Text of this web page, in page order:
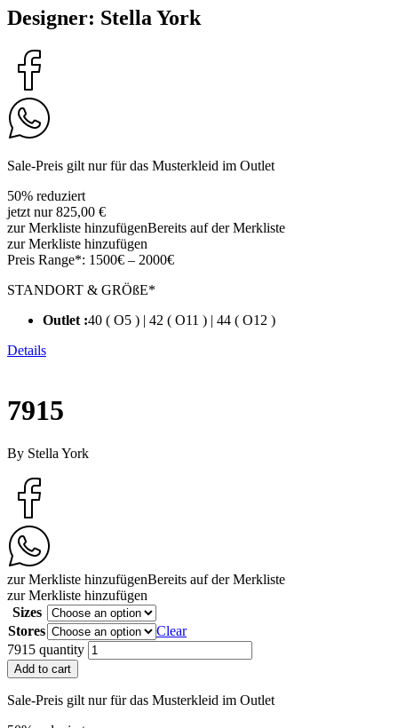
Designer: Stella York
Sale-Preis gilt nur für das Musterkleid im Outlet
50% reduziert
jetzt nur 825,00 €
zur Merkliste hinzufügenBereits auf der Merkliste
zur Merkliste hinzufügen
Preis Range*: 1500€ – 2000€
STANDORT & GRÖßE*
Outlet :40 ( O5 ) | 42 ( O11 ) | 44 ( O12 )
Details
7915
By Stella York
zur Merkliste hinzufügenBereits auf der Merkliste
zur Merkliste hinzufügen
Sizes
Stores
Clear
7915 quantity
Add to cart
Sale-Preis gilt nur für das Musterkleid im Outlet